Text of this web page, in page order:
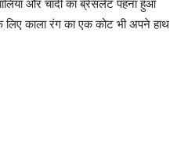
और चांदी का ब्रेसलेट पहना हुआ
काला रंग का एक कोट भी अपने हाथ